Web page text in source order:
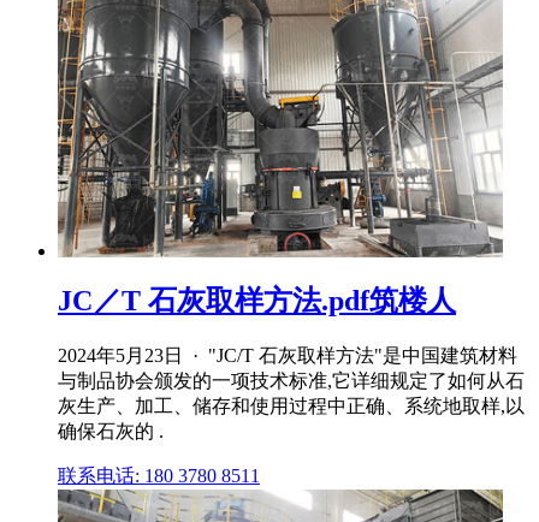
JC／T 石灰取样方法.pdf筑楼人
2024年5月23日 · "JC/T 石灰取样方法"是中国建筑材料
与制品协会颁发的一项技术标准,它详细规定了如何从石
灰生产、加工、储存和使用过程中正确、系统地取样,以
确保石灰的 .
联系电话: 180 3780 8511